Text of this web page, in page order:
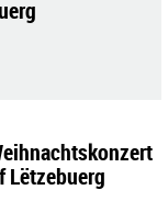
Lëtzebuerg